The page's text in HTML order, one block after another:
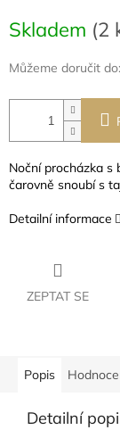
cena:
Skladem (2
Můžeme doručit do:
Noční procházka s
čarovně snoubí s
Detailní informace
ZEPTAT SE
Popis
Detailní